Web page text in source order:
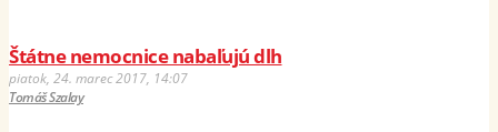
Štátne nemocnice nabaľujú dlh
piatok, 24. marec 2017, 14:07
Tomáš Szalay